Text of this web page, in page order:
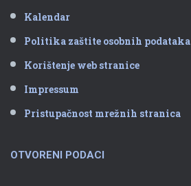
Kalendar
Politika zaštite osobnih podataka
Korištenje web stranice
Impressum
Pristupačnost mrežnih stranica
OTVORENI PODACI